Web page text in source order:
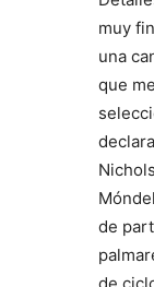
muy
una
que
de